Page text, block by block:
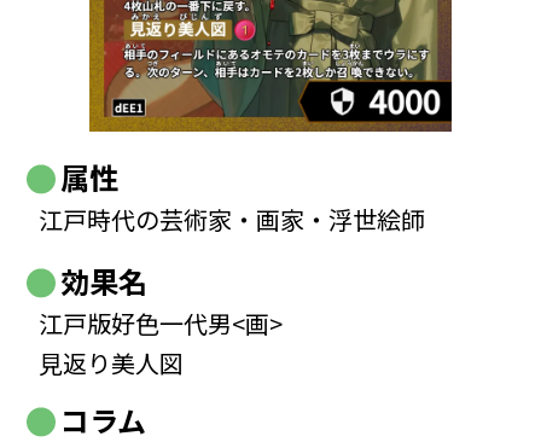
属性
江戸時代の芸術家・画家・浮世絵師
効果名
江戸版好色一代男<画>
見返り美人図
コラム